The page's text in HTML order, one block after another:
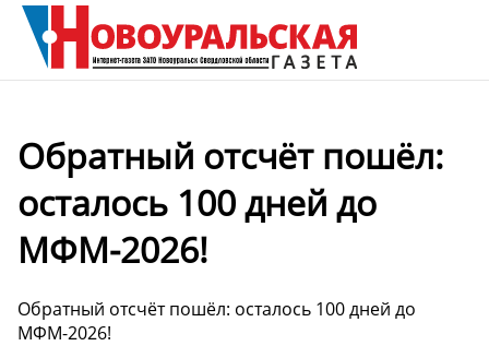
Обратный отсчёт пошёл:
осталось 100 дней до
МФМ-2026!
Обратный отсчёт пошёл: осталось 100 дней до
МФМ-2026!